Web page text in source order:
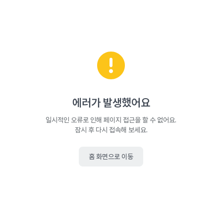
에러가 발생했어요
일시적인 오류로 인해 페이지 접근을 할 수 없어요.
잠시 후 다시 접속해 보세요.
홈 화면으로 이동